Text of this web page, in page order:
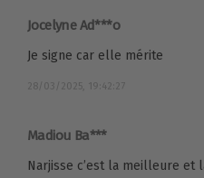
Jocelyne Ad***o
Je signe car elle mérite
28/03/2025, 19:42:27
Madiou Ba***
Narjisse c’est la meilleure